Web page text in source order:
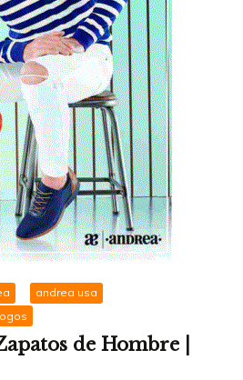
andrea usa
de Hombre |